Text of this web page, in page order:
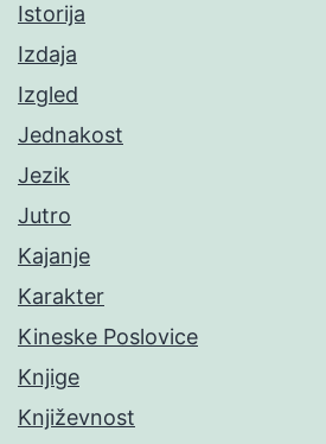
Istorija
Izdaja
Izgled
Jednakost
Jezik
Jutro
Kajanje
Karakter
Kineske Poslovice
Knjige
Književnost